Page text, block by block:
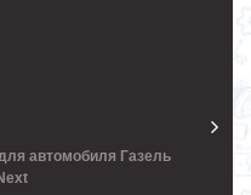
автомобиля Газель